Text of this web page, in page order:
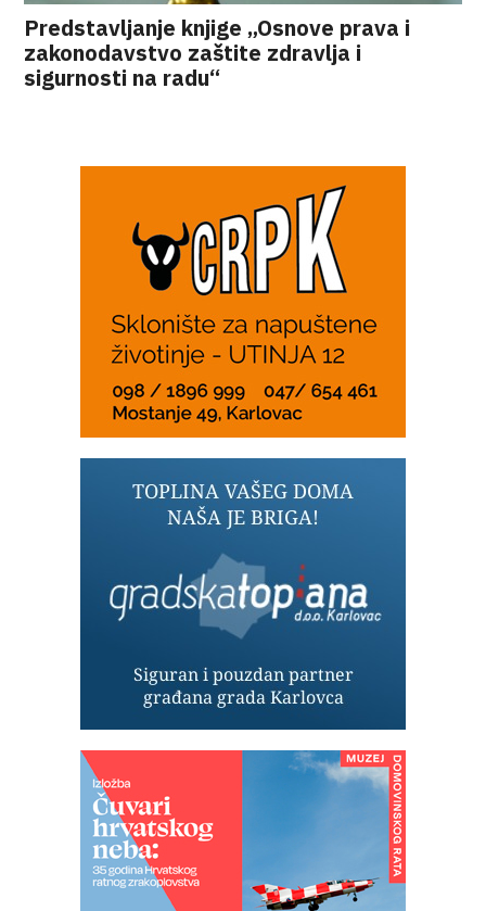
Predstavljanje knjige „Osnove prava i
zakonodavstvo zaštite zdravlja i
sigurnosti na radu“